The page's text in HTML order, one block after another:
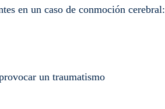
en un caso de conmoción cerebral:
un traumatismo